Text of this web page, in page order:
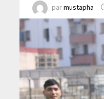
parmustapha